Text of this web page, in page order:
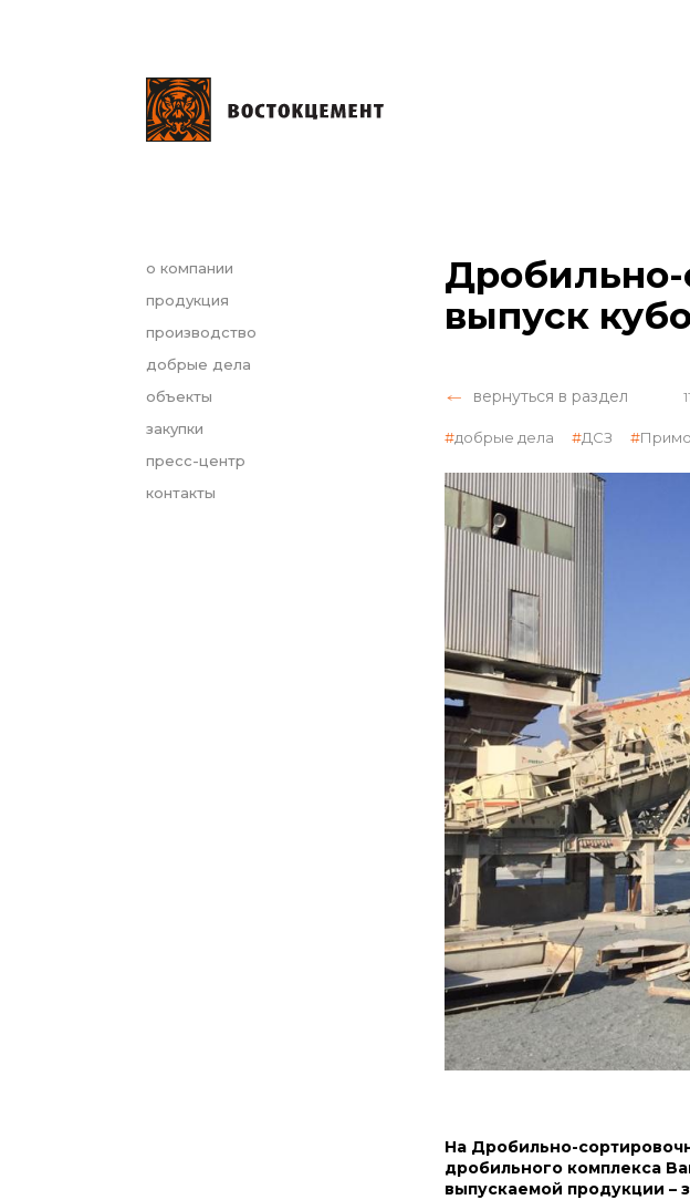
о компании
продукция
производство
добрые дела
объекты
закупки
пресс-центр
контакты
Дробильно-
выпуск
вернуться в раздел
добрые дела ДСЗ
На Дробильно-
дробильного комплекса
выпускаемой продукции –